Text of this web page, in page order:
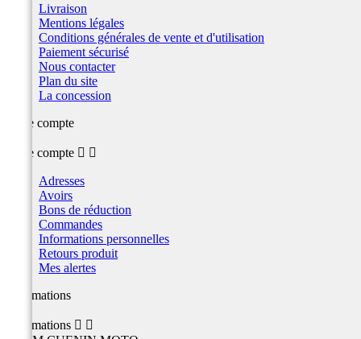
Livraison
Mentions légales
Conditions générales de vente et d'utilisation
Paiement sécurisé
Nous contacter
Plan du site
La concession
Votre compte
Votre compte  
Adresses
Avoirs
Bons de réduction
Commandes
Informations personnelles
Retours produit
Mes alertes
Informations
Informations  